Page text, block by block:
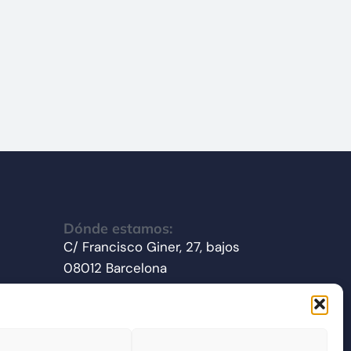
Dónde estamos:
C/ Francisco Giner, 27, bajos
08012 Barcelona